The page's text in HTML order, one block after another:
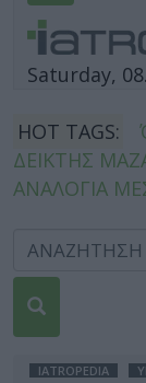
Saturday,
HOT TAGS:
ΔΕΙΚΤΗΣ
ΑΝΑΛΟΓΙΑ
IATROPEDIA